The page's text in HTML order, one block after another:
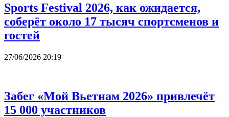
Sports Festival 2026, как ожидается,
соберёт около 17 тысяч спортсменов и
гостей
27/06/2026 20:19
Забег «Мой Вьетнам 2026» привлечёт
15 000 участников